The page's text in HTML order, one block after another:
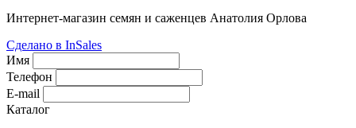
Интернет-магазин семян и саженцев Анатолия Орлова
Сделано в InSales
Имя
Телефон
E-mail
Каталог